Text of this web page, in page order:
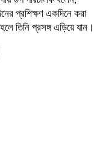
প্রশিক্ষণ একদিনে করা
তিনি প্রসঙ্গ এড়িয়ে যান।